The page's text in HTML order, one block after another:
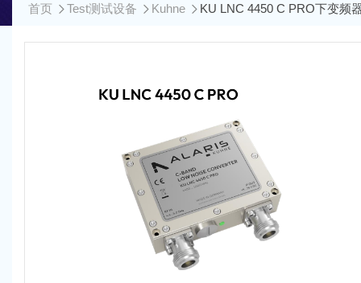
首页 Test测试设备 Kuhne KU LNC 4450 C PRO下变频